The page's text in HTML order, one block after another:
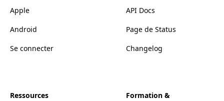
Apple
Android
Se connecter
API Docs
Page de Status
Changelog
Ressources
Formation &